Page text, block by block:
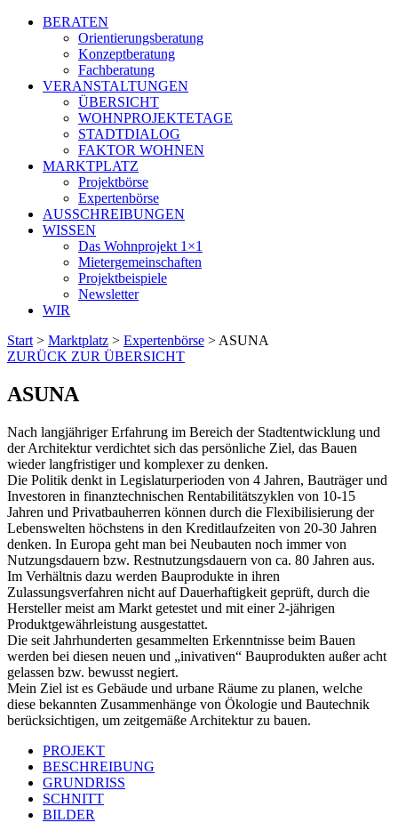
BERATEN
Orientierungsberatung
Konzeptberatung
Fachberatung
VERANSTALTUNGEN
ÜBERSICHT
WOHNPROJEKTETAGE
STADTDIALOG
FAKTOR WOHNEN
MARKTPLATZ
Projektbörse
Expertenbörse
AUSSCHREIBUNGEN
WISSEN
Das Wohnprojekt 1×1
Mietergemeinschaften
Projektbeispiele
Newsletter
WIR
Start > Marktplatz > Expertenbörse > ASUNA
ZURÜCK ZUR ÜBERSICHT
ASUNA
Nach langjähriger Erfahrung im Bereich der Stadtentwicklung und
der Architektur verdichtet sich das persönliche Ziel, das Bauen
wieder langfristiger und komplexer zu denken.
Die Politik denkt in Legislaturperioden von 4 Jahren, Bauträger und
Investoren in finanztechnischen Rentabilitätszyklen von 10-15
Jahren und Privatbauherren können durch die Flexibilisierung der
Lebenswelten höchstens in den Kreditlaufzeiten von 20-30 Jahren
denken. In Europa geht man bei Neubauten noch immer von
Nutzungsdauern bzw. Restnutzungsdauern von ca. 80 Jahren aus.
Im Verhältnis dazu werden Bauprodukte in ihren
Zulassungsverfahren nicht auf Dauerhaftigkeit geprüft, durch die
Hersteller meist am Markt getestet und mit einer 2-jährigen
Produktgewährleistung ausgestattet.
Die seit Jahrhunderten gesammelten Erkenntnisse beim Bauen
werden bei diesen neuen und „inivativen“ Bauprodukten außer acht
gelassen bzw. bewusst negiert.
Mein Ziel ist es Gebäude und urbane Räume zu planen, welche
diese bekannten Zusammenhänge von Ökologie und Bautechnik
berücksichtigen, um zeitgemäße Architektur zu bauen.
PROJEKT
BESCHREIBUNG
GRUNDRISS
SCHNITT
BILDER